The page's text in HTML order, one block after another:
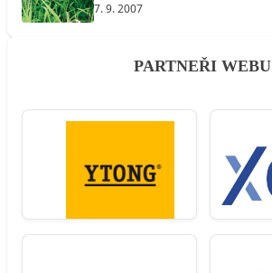
7. 9. 2007
PARTNEŘI WEBU